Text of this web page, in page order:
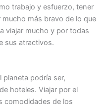
trabajo y esfuerzo, tener
más bravo de lo que
viajar mucho y por todas
sus atractivos.
planeta podría ser,
hoteles. Viajar por el
comodidades de los